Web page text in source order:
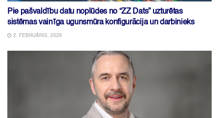
Pie pašvaldību datu noplūdes no “ZZ Dats” uzturētas
sistēmas vainīga ugunsmūra konfigurācija un darbinieks
2. FEBRUĀRIS, 2026